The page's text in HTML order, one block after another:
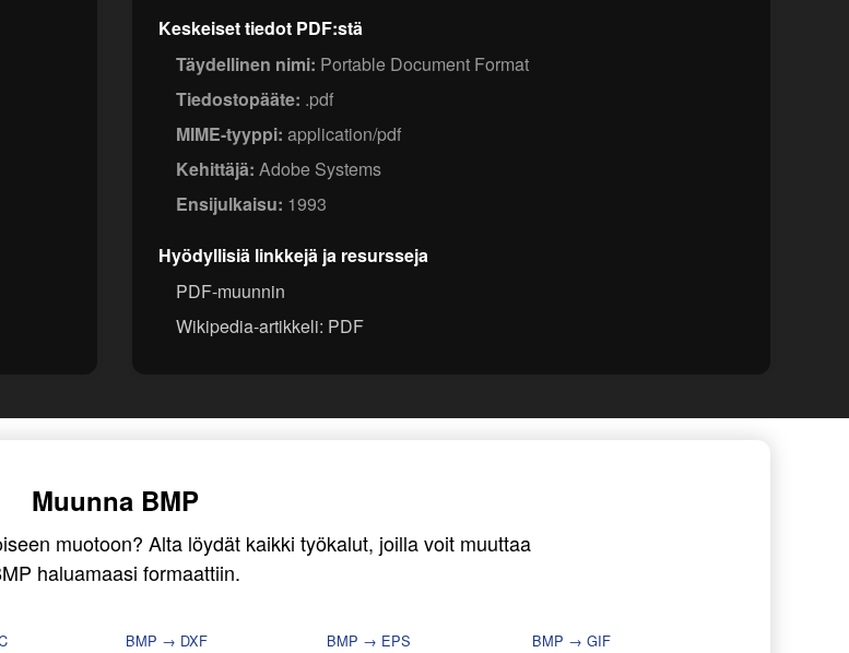
Keskeiset tiedot PDF:stä
Täydellinen nimi: Portable Document Format
Tiedostopääte: .pdf
MIME-tyyppi: application/pdf
Kehittäjä: Adobe Systems
Ensijulkaisu: 1993
Hyödyllisiä linkkejä ja resursseja
PDF-muunnin
Wikipedia-artikkeli: PDF
Muunna BMP
muotoon? Alta löydät kaikki työkalut, joilla voit muuttaa
haluamaasi formaattiin.
BMP → DXF BMP → EPS
BMP → GIF